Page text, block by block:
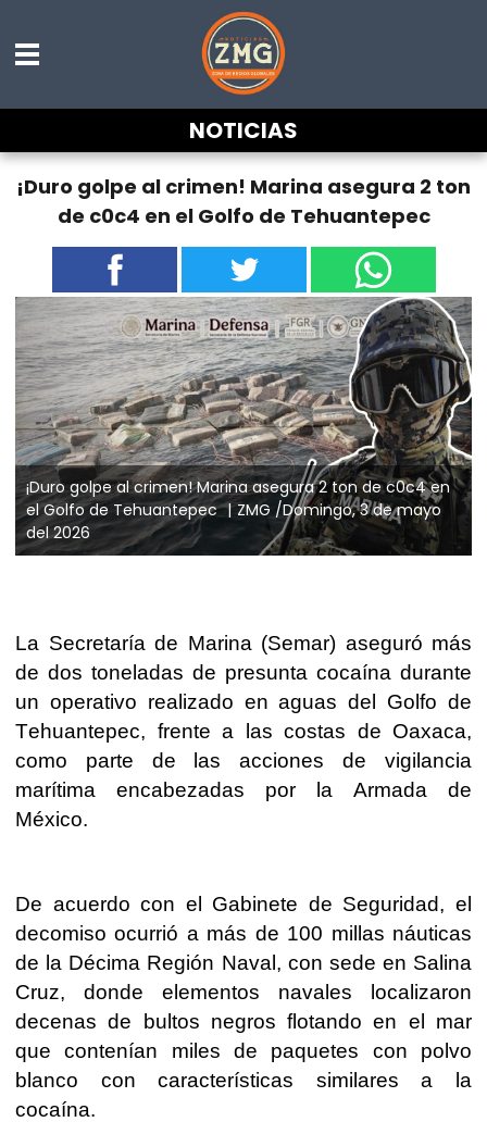
NOTICIAS
¡Duro golpe al crimen! Marina asegura 2 ton
de c0c4 en el Golfo de Tehuantepec
¡Duro golpe al crimen! Marina asegura 2 ton de c0c4 en
el Golfo de Tehuantepec
ZMG /Domingo, 3 de mayo
del 2026
La Secretaría de Marina (Semar) aseguró más
de dos toneladas de presunta cocaína durante
un operativo realizado en aguas del Golfo de
Tehuantepec, frente a las costas de Oaxaca,
como parte de las acciones de vigilancia
marítima encabezadas por la Armada de
México.
De acuerdo con el Gabinete de Seguridad, el
decomiso ocurrió a más de 100 millas náuticas
de la Décima Región Naval, con sede en Salina
Cruz, donde elementos navales localizaron
decenas de bultos negros flotando en el mar
que contenían miles de paquetes con polvo
blanco con características similares a la
cocaína.